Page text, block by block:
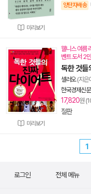
미리보기
양탄자배송
미리보기
웰니스 여름
벤트 도서 2
독한 것들
셀러오(지은
한국경제신문
17,820원
절판
1
로그인 전체 메뉴